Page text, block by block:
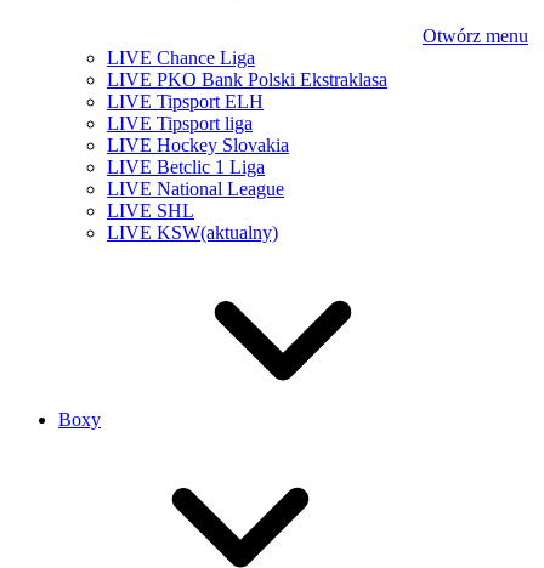
Otwórz menu
LIVE Chance Liga
LIVE PKO Bank Polski Ekstraklasa
LIVE Tipsport ELH
LIVE Tipsport liga
LIVE Hockey Slovakia
LIVE Betclic 1 Liga
LIVE National League
LIVE SHL
LIVE KSW(aktualny)
Boxy